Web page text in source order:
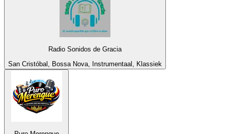
Radio Sonidos de Gracia
San Cristóbal, Bossa Nova, Instrumentaal, Klassiek